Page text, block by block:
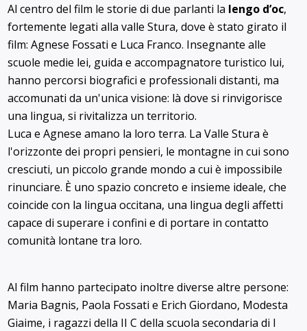
Al centro del film le storie di due parlanti la lengo d’oc,
fortemente legati alla valle Stura, dove è stato girato il
film: Agnese Fossati e Luca Franco. Insegnante alle
scuole medie lei, guida e accompagnatore turistico lui,
hanno percorsi biografici e professionali distanti, ma
accomunati da un'unica visione: là dove si rinvigorisce
una lingua, si rivitalizza un territorio.
Luca e Agnese amano la loro terra. La Valle Stura è
l'orizzonte dei propri pensieri, le montagne in cui sono
cresciuti, un piccolo grande mondo a cui è impossibile
rinunciare. È uno spazio concreto e insieme ideale, che
coincide con la lingua occitana, una lingua degli affetti
capace di superare i confini e di portare in contatto
comunità lontane tra loro.
Al film hanno partecipato inoltre diverse altre persone:
Maria Bagnis, Paola Fossati e Erich Giordano, Modesta
Giaime, i ragazzi della II C della scuola secondaria di I